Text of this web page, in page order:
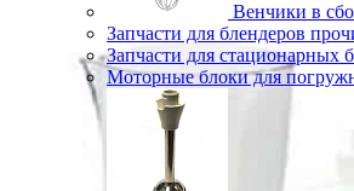
Венчики в
Запчасти для блендеров
Запчасти для стационарных
Моторные блоки для